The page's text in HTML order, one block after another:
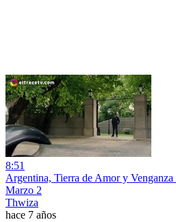
8:51
Argentina, Tierra de Amor y
Marzo 2
Thwiza
hace 7 años